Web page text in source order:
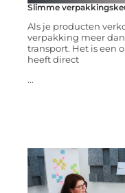
Slimme
Als je producten
verpakking meer
transport. Het is een
heeft direct
...